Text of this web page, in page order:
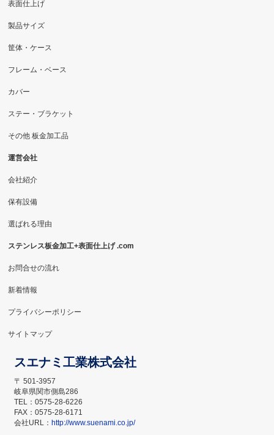
表面仕上げ
製品サイズ
筐体・ケース
フレーム・ベース
カバー
ステー・ブラケット
その他 板金加工品
運営会社
会社紹介
保有設備
選ばれる理由
ステンレス板金加工+表面仕上げ .com
お問合せの流れ
新着情報
プライバシーポリシー
サイトマップ
スエナミ工業株式会社
〒 501-3957
岐阜県関市側島286
TEL：0575-28-6226
FAX：0575-28-6171
会社URL： http://www.suenami.co.jp/